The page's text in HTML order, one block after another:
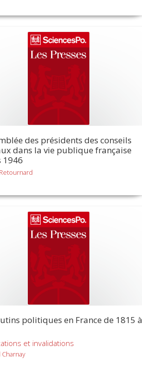
des présidents des conseils
dans la vie publique française
1946
politiques en France de 1815 à
et invalidations
Charnay